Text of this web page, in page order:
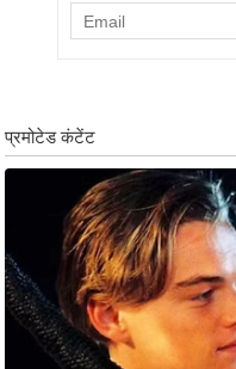
मं
त्रा
श
न
शि